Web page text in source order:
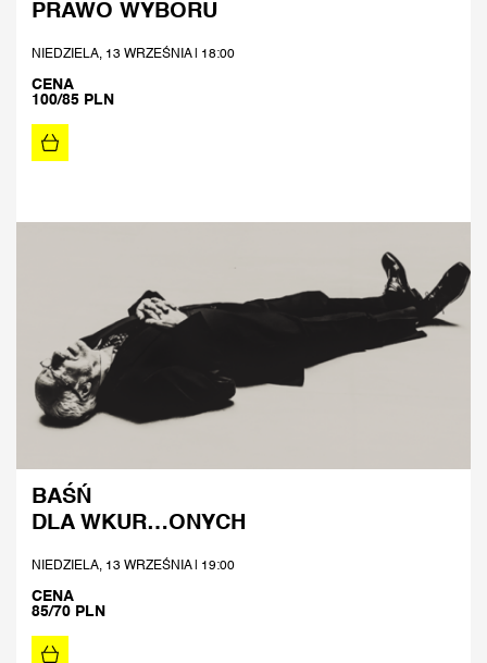
PRAWO WYBORU
NIEDZIELA, 13 WRZEŚNIA | 18:00
CENA
100/85 PLN
BAŚŃ
DLA WKUR…ONYCH
NIEDZIELA, 13 WRZEŚNIA | 19:00
CENA
85/70 PLN